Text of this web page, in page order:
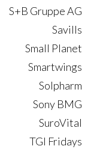
S+B Gruppe AG
Savills
Small Planet
Smartwings
Solpharm
Sony BMG
SuroVital
TGI Fridays